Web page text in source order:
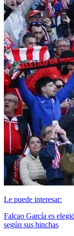
Le puede interesar:
Falcao García es
según sus hinchas